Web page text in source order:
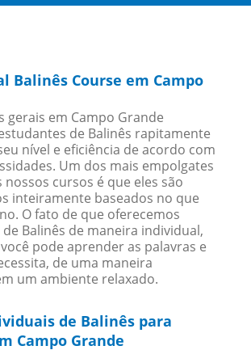
Balinês Course em Campo
gerais em Campo Grande
de Balinês rapitamente
nível e eficiência de acordo com
Um dos mais empolgates
nossos cursos é que eles são
inteiramente baseados no que
O fato de que oferecemos
de Balinês de maneira individual,
pode aprender as palavras e
de uma maneira
um ambiente relaxado.
de Balinês para
Campo Grande